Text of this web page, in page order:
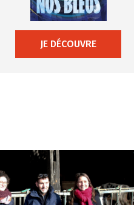
JE DÉCOUVRE